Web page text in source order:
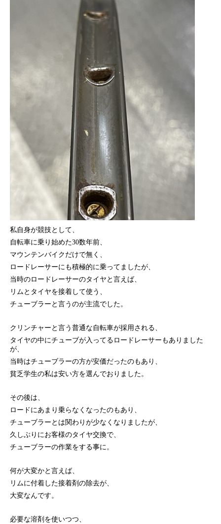
私自身が競技として、
自転車に乗り始めた30数年前、
マウンテンバイクだけで無く、
ロードレーサーにも積極的に乗ってましたが、
当時のロードレーサーのタイヤと言えば、
リムとタイヤを接着して使う、
チューブラーと言うのが主流でした。
クリンチャーと言う普通な自転車が採用される、
タイヤの中にチューブが入ってるロードレーサーもありました
が、
当時はチューブラーの方が安価だったのもあり、
貧乏学生の私は安い方を選んでおりました。
その後は、
ロードにあまり乗らなくなったのもあり、
チューブラーとは関わりが少なくなりましたが、
久しぶりにお客様のタイヤ交換で、
チューブラーの作業をする事に。
何が大変かと言えば、
リムに付着した接着剤の除去が、
大変なんです。
必要な溶剤を使いつつ、